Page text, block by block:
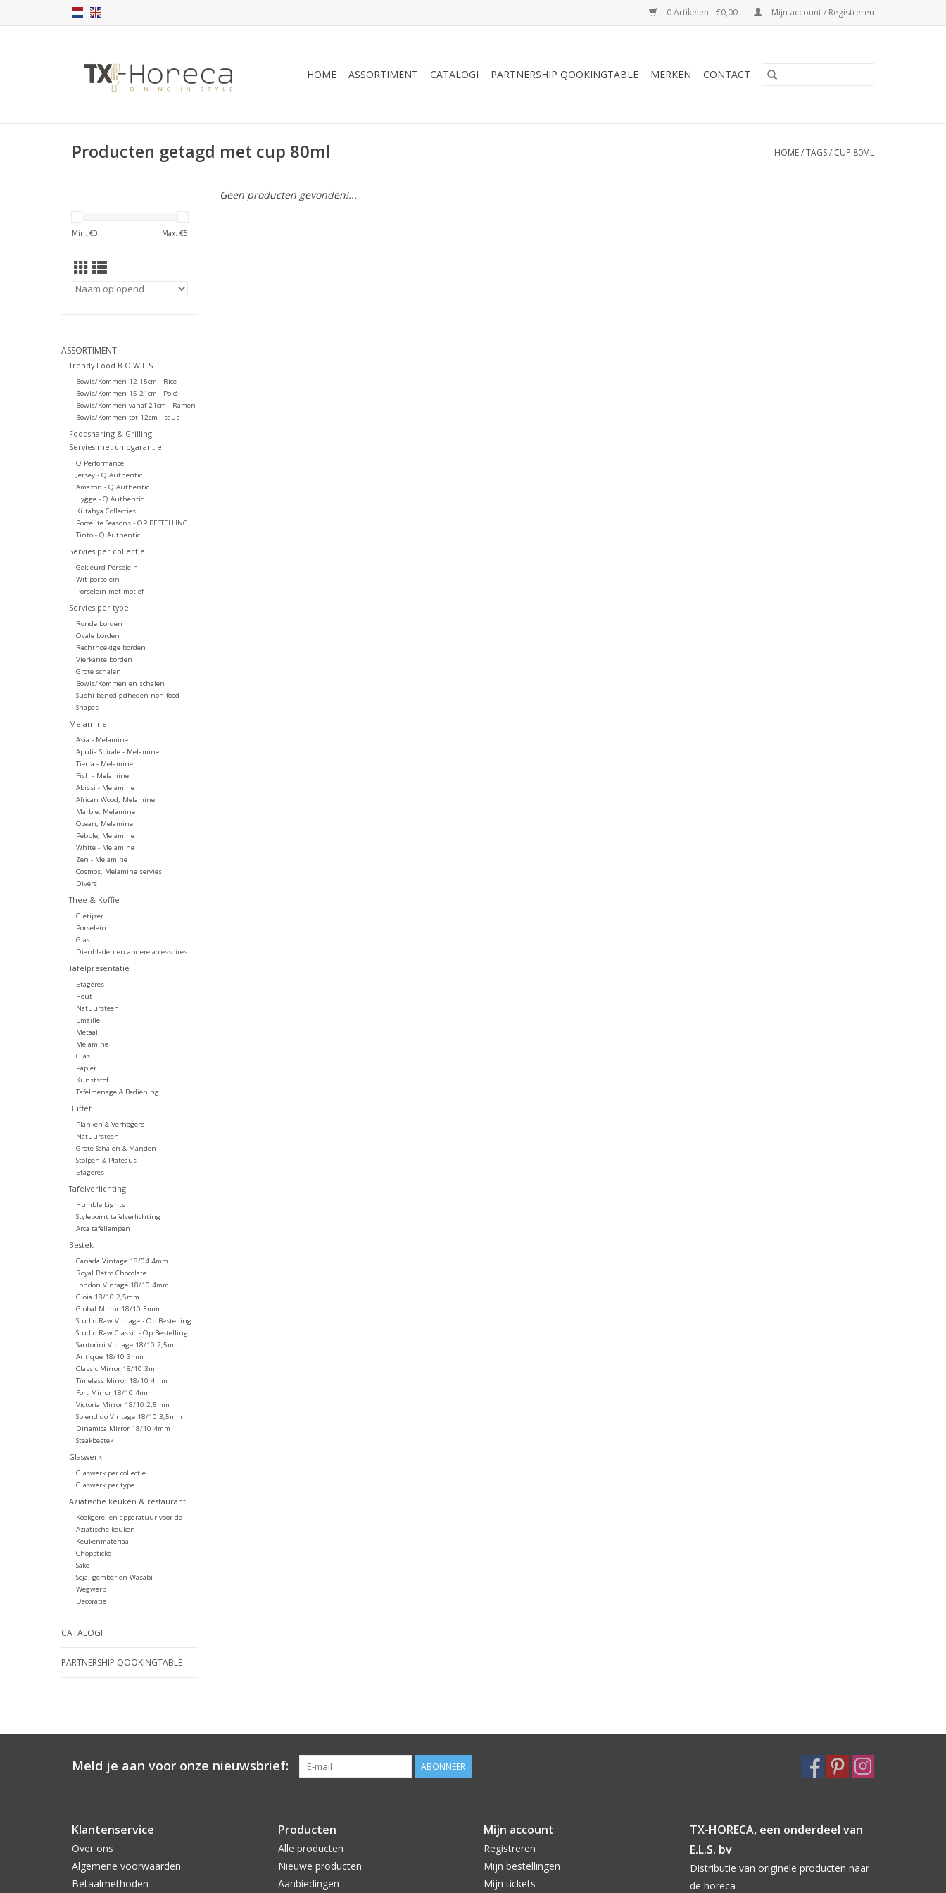
0 Artikelen - €0,00 Mijn account / Registreren
HOME ASSORTIMENT CATALOGI PARTNERSHIP QOOKINGTABLE MERKEN CONTACT
Producten getagd met cup 80ml HOME/TAGS/ CUP 80ML
Min: €0 Max: €5
ASSORTIMENT
Trendy Food B O W L S
Bowls/Kommen 12-15cm - Rice
Bowls/Kommen 15-21cm - Poké
Bowls/Kommen vanaf 21cm - Ramen
Bowls/Kommen tot 12cm - saus
Foodsharing & Grilling
Servies met chipgarantie
Q Performance
Jersey - Q Authentic
Amazon - Q Authentic
Hygge - Q Authentic
Kütahya Collecties
Porcelite Seasons - OP BESTELLING
Tinto - Q Authentic
Servies per collectie
Gekleurd Porselein
Wit porselein
Porselein met motief
Servies per type
Ronde borden
Ovale borden
Rechthoekige borden
Vierkante borden
Grote schalen
Bowls/Kommen en schalen
Sushi benodigdheden non-food
Shapes
Melamine
Asia - Melamine
Apulia Spirale - Melamine
Tierra - Melamine
Fish - Melamine
Abissi - Melamine
African Wood, Melamine
Marble, Melamine
Ocean, Melamine
Pebble, Melamine
White - Melamine
Zen - Melamine
Cosmos, Melamine servies
Divers
Thee & Koffie
Gietijzer
Porselein
Glas
Dienbladen en andere accessoires
Tafelpresentatie
Etagères
Hout
Natuursteen
Emaille
Metaal
Melamine
Glas
Papier
Kunststof
Tafelmenage & Bediening
Buffet
Planken & Verhogers
Natuursteen
Grote Schalen & Manden
Stolpen & Plateaus
Etageres
Tafelverlichting
Humble Lights
Stylepoint tafelverlichting
Arca tafellampen
Bestek
Canada Vintage 18/04 4mm
Royal Retro Chocolate
London Vintage 18/10 4mm
Gioia 18/10 2,5mm
Global Mirror 18/10 3mm
Studio Raw Vintage - Op Bestelling
Studio Raw Classic - Op Bestelling
Santorini Vintage 18/10 2,5mm
Antique 18/10 3mm
Classic Mirror 18/10 3mm
Timeless Mirror 18/10 4mm
Fort Mirror 18/10 4mm
Victoria Mirror 18/10 2,5mm
Splendido Vintage 18/10 3,5mm
Dinamica Mirror 18/10 4mm
Steakbestek
Glaswerk
Glaswerk per collectie
Glaswerk per type
Aziatische keuken & restaurant
Kookgerei en apparatuur voor de
Aziatische keuken
Keukenmateriaal
Chopsticks
Sake
Soja, gember en Wasabi
Wegwerp
Decoratie
CATALOGI
PARTNERSHIP QOOKINGTABLE
Geen producten gevonden!...
Meld je aan voor onze nieuwsbrief: ABONNEER
Klantenservice
Over ons
Algemene voorwaarden
Betaalmethoden
Producten
Alle producten
Nieuwe producten
Aanbiedingen
Mijn account
Registreren
Mijn bestellingen
Mijn tickets
TX-HORECA, een onderdeel van
E.L.S. bv
Distributie van originele producten naar
de horeca